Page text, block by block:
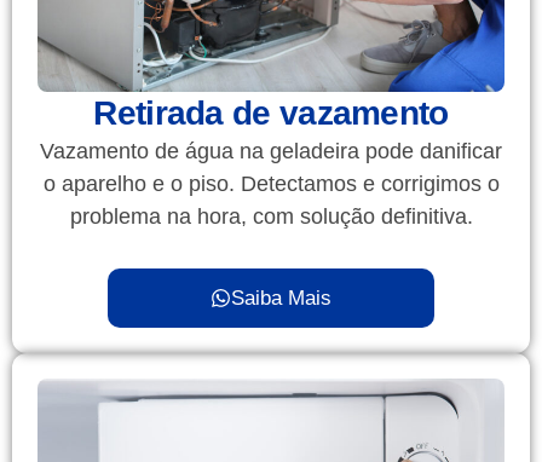
Retirada de vazamento
Vazamento de água na geladeira pode danificar
o aparelho e o piso. Detectamos e corrigimos o
problema na hora, com solução definitiva.
Saiba Mais